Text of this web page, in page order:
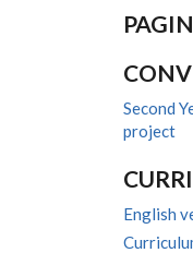
Second
project
English